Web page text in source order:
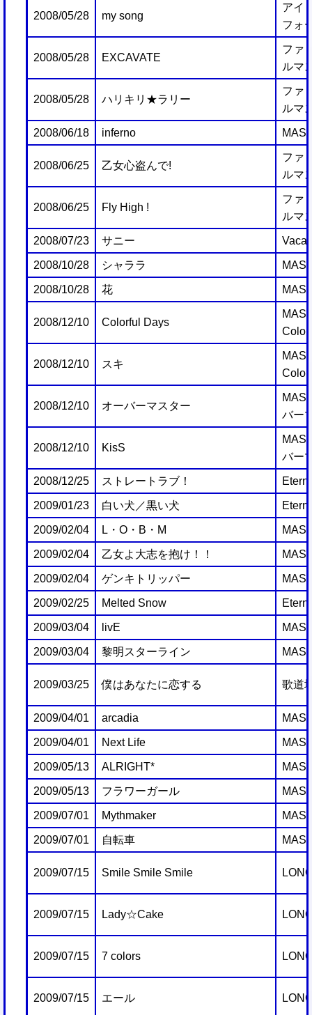
2008/05/28 my song
アイ
フォ
2008/05/28 EXCAVATE
ファ
ルマ
2008/05/28 ハリキリ★ラリー
ファ
ルマ
2008/06/18 inferno
2008/06/25 乙女心盗んで!
ファ
ルマ
2008/06/25 Fly High !
ファ
ルマ
2008/07/23 サニー
2008/10/28 シャララ
2008/10/28 花
2008/12/10 Colorful Days
2008/12/10 スキ
2008/12/10 オーバーマスター
バー
2008/12/10 KisS
バー
2008/12/25 ストレートラブ！
2009/01/23 白い犬／黒い犬
2009/02/04 L・O・B・M
2009/02/04 乙女よ大志を抱け！！
2009/02/04 ゲンキトリッパー
2009/02/25 Melted Snow
2009/03/04 livE
2009/03/04 黎明スターライン
2009/03/25 僕はあなたに恋する 歌道
2009/04/01 arcadia
2009/04/01 Next Life
2009/05/13 ALRIGHT*
2009/05/13 フラワーガール
2009/07/01 Mythmaker
2009/07/01 自転車
2009/07/15 Smile Smile Smile
2009/07/15 Lady☆Cake
2009/07/15 7 colors
2009/07/15 エール